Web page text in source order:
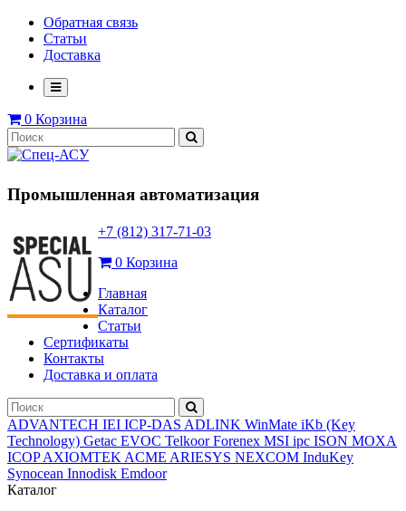
Обратная связь
Статьи
Доставка
0 Корзина
Промышленная автоматизация
+7 (812) 317-71-03
0 Корзина
Главная
Каталог
Статьи
Сертификаты
Контакты
Доставка и оплата
ADVANTECH IEI ICP-DAS ADLINK WinMate iKb (Key
Technology) Getac EVOC TelkoorForenex MSI ipc ISON MOXA
ICOPAXIOMTEK ACME ARIESYS NEXCOM InduKey
Synocean Innodisk Emdoor
Каталог